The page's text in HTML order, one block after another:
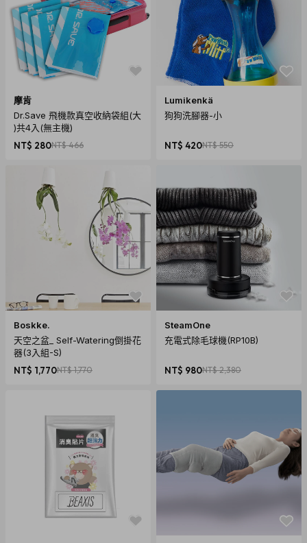
商品規格
產地：美國
保固：無
材質：Neenah Paper 深空藍(Blast Off Blue) 80#
重量：85g
內容物：掛畫，畫桶
油墨顏色：白
本產品不包含畫框。
摩肯
Dr.Save 飛機款真空收納袋組(大
)共4入(無主機)
NT$ 280NT$ 466
Lumikenkä
狗狗洗腳器-小
NT$ 420NT$ 550
Boskke.
天空之盆_ Self-Watering倒掛花
器(3入組-S)
NT$ 1,770NT$ 1,770
SteamOne
充電式除毛球機(RP10B)
NT$ 980NT$ 2,380